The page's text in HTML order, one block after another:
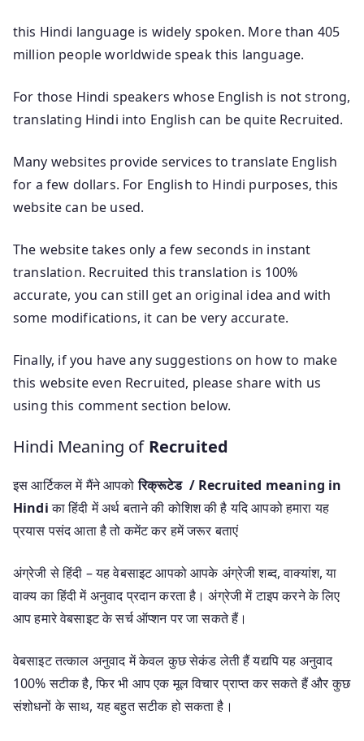
this Hindi language is widely spoken. More than 405
million people worldwide speak this language.
For those Hindi speakers whose English is not strong,
translating Hindi into English can be quite Recruited.
Many websites provide services to translate English
for a few dollars. For English to Hindi purposes, this
website can be used.
The website takes only a few seconds in instant
translation. Recruited this translation is 100%
accurate, you can still get an original idea and with
some modifications, it can be very accurate.
Finally, if you have any suggestions on how to make
this website even Recruited, please share with us
using this comment section below.
Hindi Meaning of Recruited
इस आर्टिकल में मैंने आपकोरिक्रूटेड / Recruited meaning in
Hindiका हिंदी में अर्थ बताने की कोशिश की है यदि आपको हमारा यह
प्रयास पसंद आता है तो कमेंट कर हमें जरूर बताएं
अंग्रेजी से हिंदी – यह वेबसाइट आपको आपके अंग्रेजी शब्द, वाक्यांश, या
वाक्य का हिंदी में अनुवाद प्रदान करता है। अंग्रेजी में टाइप करने के लिए
आप हमारे वेबसाइट के सर्च ऑप्शन पर जा सकते हैं।
वेबसाइट तत्काल अनुवाद में केवल कुछ सेकंड लेती हैं यद्यपि यह अनुवाद
100% सटीक है, फिर भी आप एक मूल विचार प्राप्त कर सकते हैं और कुछ
संशोधनों के साथ, यह बहुत सटीक हो सकता है।